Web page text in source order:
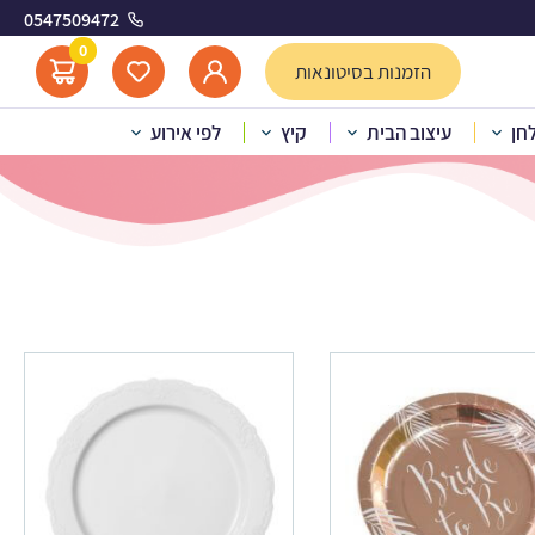
0547509472
הזמנות בסיטונאות
0
עיצוב הבית קיץ לפי אירוע